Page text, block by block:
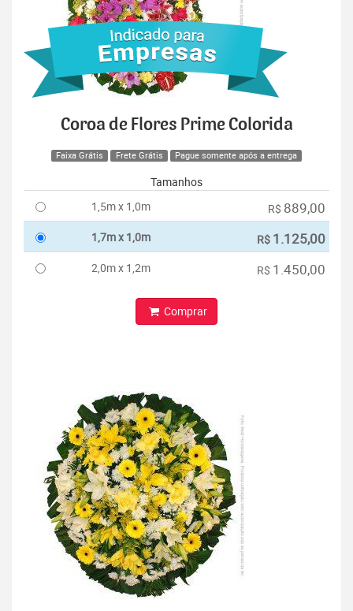
Coroa de Flores Prime Colorida
Faixa Grátis Frete Grátis Pague somente após a entrega
Tamanhos
1,5m x 1,0m
R$ 889,00
1,7m x 1,0m R$ 1.125,00
2,0m x 1,2m R$ 1.450,00
Comprar